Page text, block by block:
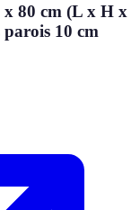
x 80 cm (L x H x
parois 10 cm